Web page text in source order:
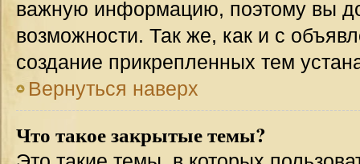
важную информацию, поэтому вы
возможности. Так же, как и с
создание прикрепленных тем
Вернуться наверх
Что такое закрытые темы?